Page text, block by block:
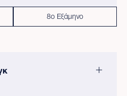
8ο Εξάμηνο